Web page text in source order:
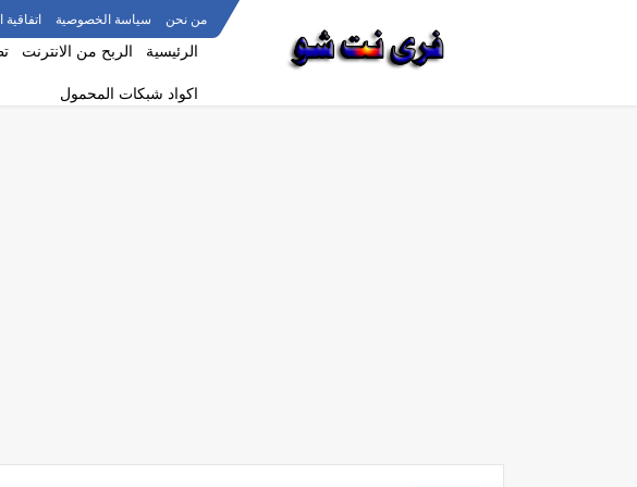
من نحن سياسة الخصوصية
الرئيسية الربح من الانترنت
اكواد شبكات المحمول